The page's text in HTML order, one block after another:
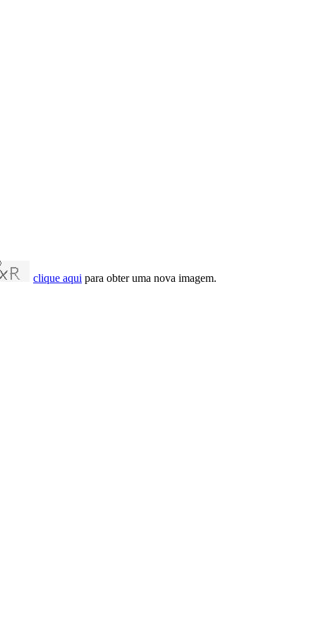
clique aqui para obter uma nova imagem.